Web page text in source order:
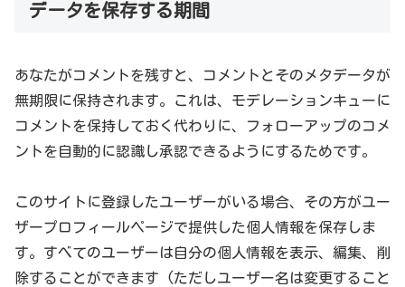
データを保存する期間
あなたがコメントを残すと、コメントとそのメタデータが
無期限に保持されます。これは、モデレーションキューに
コメントを保持しておく代わりに、フォローアップのコメ
ントを自動的に認識し承認できるようにするためです。
このサイトに登録したユーザーがいる場合、その方がユー
ザープロフィールページで提供した個人情報を保存しま
す。すべてのユーザーは自分の個人情報を表示、編集、削
除することができます (ただしユーザー名は変更すること